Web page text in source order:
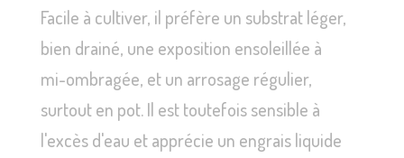
Facile à cultiver, il préfère un substrat léger,
bien drainé, une exposition ensoleillée à
mi-ombragée, et un arrosage régulier,
surtout en pot. Il est toutefois sensible à
l'excès d'eau et apprécie un engrais liquide